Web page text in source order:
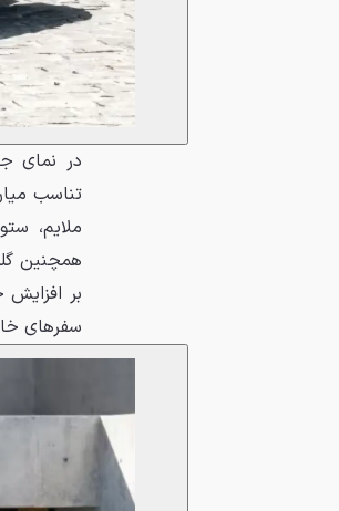
تناسب
ملایم،
همچنین
بر
سفرهای